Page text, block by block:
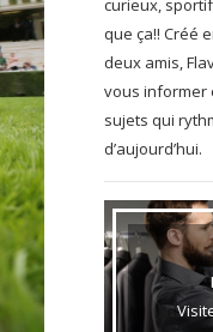
curieux,
que ça!! Créé
deux amis,
vous informer
sujets qui
d’aujourd’hui.